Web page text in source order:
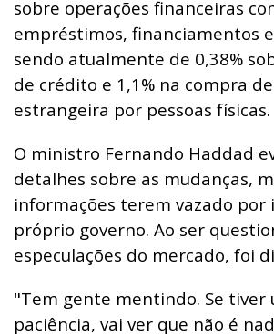
sobre operações financeiras
empréstimos, financiamentos
sendo atualmente de 0,38%
de crédito e 1,1% na compra
estrangeira por pessoas físicas.
O ministro Fernando Haddad
detalhes sobre as mudanças,
informações terem vazado
próprio governo. Ao ser
especulações do mercado, foi
"Tem gente mentindo. Se tiver
paciência, vai ver que não é